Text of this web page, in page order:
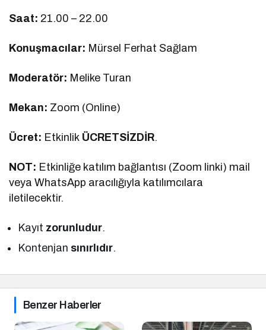
Saat: 21.00 – 22.00
Konuşmacılar: Mürsel Ferhat Sağlam
Moderatör: Melike Turan
Mekan: Zoom (Online)
Ücret: Etkinlik ÜCRETSİZDİR.
NOT: Etkinliğe katılım bağlantısı (Zoom linki) mail
veya WhatsApp aracılığıyla katılımcılara
iletilecektir.
Kayıt zorunludur.
Kontenjan sınırlıdır.
Benzer Haberler